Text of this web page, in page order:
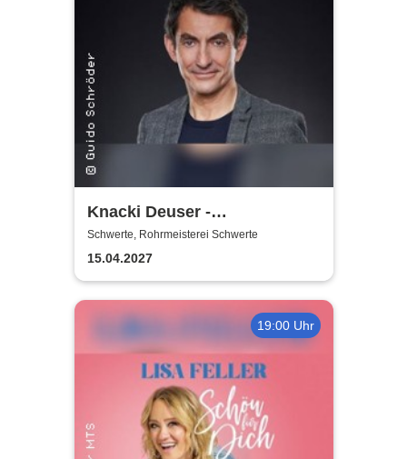
Knacki Deuser -
Humorintelligenz
Schwerte, Rohrmeisterei Schwerte
15.04.2027
19:00 Uhr